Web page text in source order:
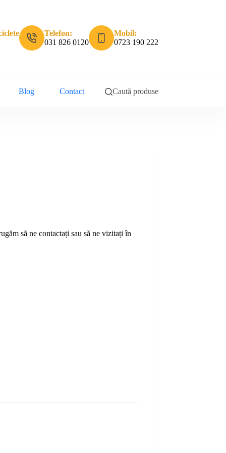
Telefon:
031 826 0120
Mobil:
0723 190 222
Blog Contact Caută produse
să ne contactați sau să ne vizitați în